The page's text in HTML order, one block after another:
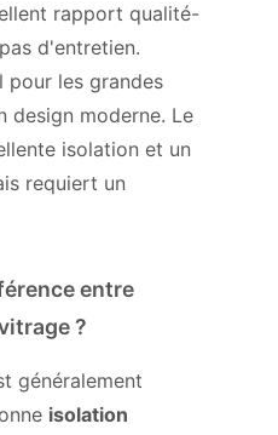
rapport qualité-
d'entretien.
pour les grandes
design moderne. Le
isolation et un
requiert un
entre
?
généralement
isolation